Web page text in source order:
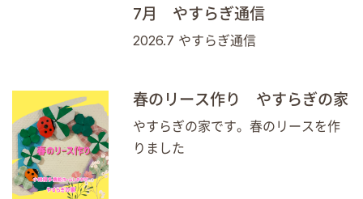
7月 やすらぎ通信
2026.7 やすらぎ通信
春のリース作り やすらぎの家
やすらぎの家です。春のリースを作
りました